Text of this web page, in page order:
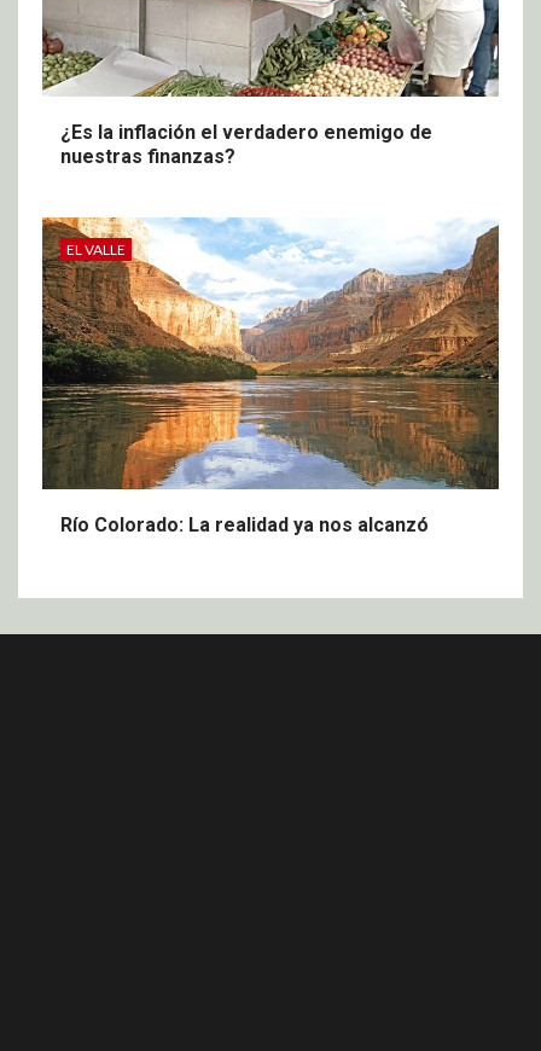
¿Es la inflación el verdadero enemigo de
nuestras finanzas?
EL VALLE
Río Colorado: La realidad ya nos alcanzó